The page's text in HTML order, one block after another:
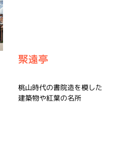
聚遠亭
桃山時代の書院造を模した
建築物や紅葉の名所